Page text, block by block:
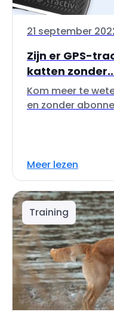
21 september
Zijn er GPS-
katten
Kom meer te
en zonder
Meer lezen
Training